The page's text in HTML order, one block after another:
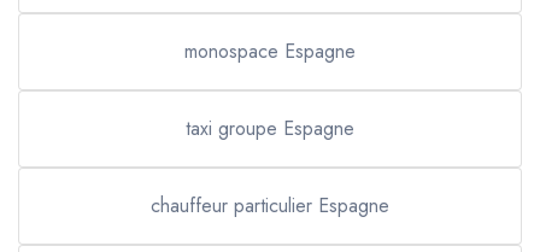
monospace Espagne
taxi groupe Espagne
chauffeur particulier Espagne